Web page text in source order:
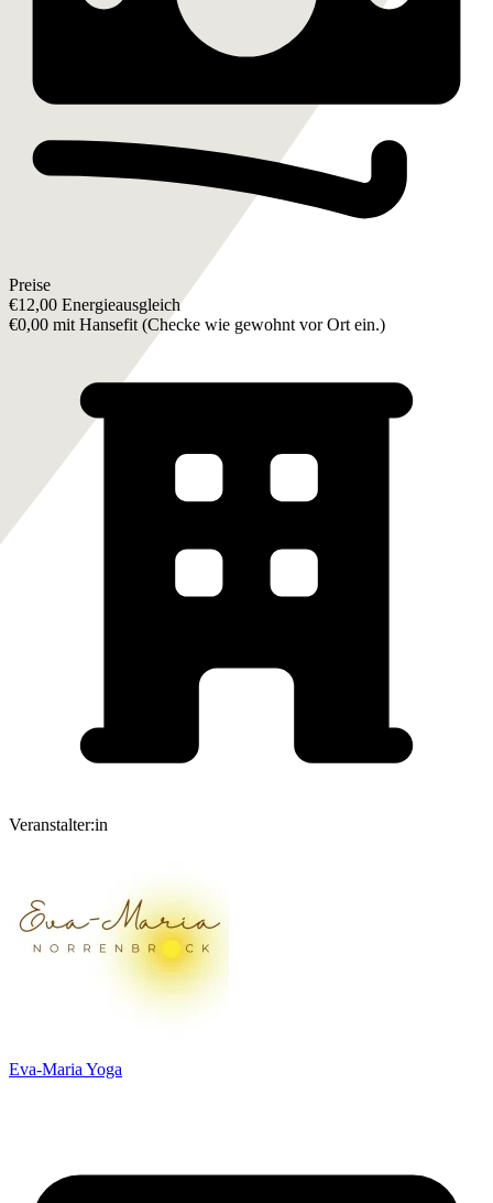
Preise
€12,00 Energieausgleich
€0,00 mit Hansefit (Checke wie gewohnt vor Ort ein.)
Veranstalter:in
Eva-Maria Yoga